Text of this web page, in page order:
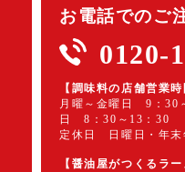
お電話でのご
0120-
【調味料の店舗営業時
月曜～金曜日 9：30
日 8：30～13：30
定休日 日曜日・年末
【醤油屋がつくるラ